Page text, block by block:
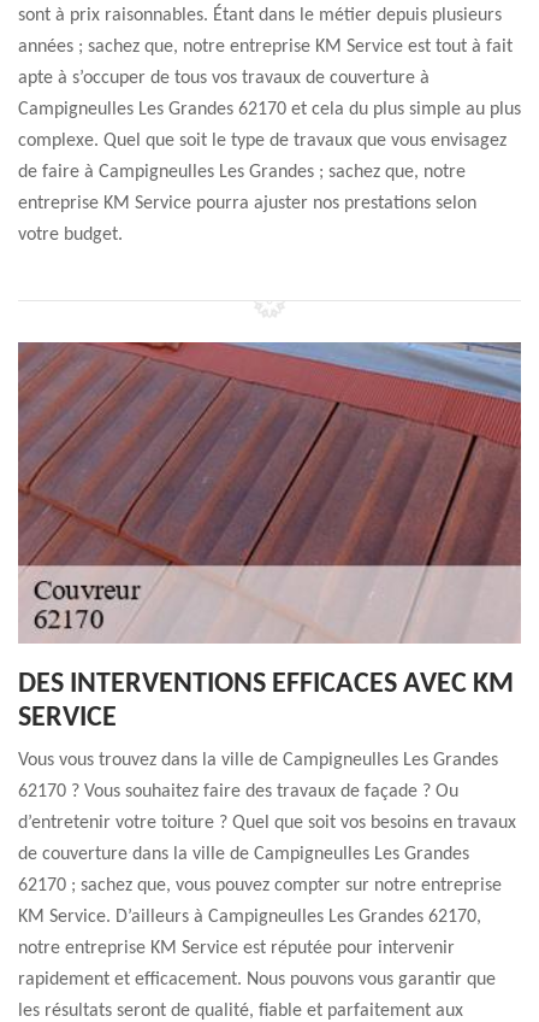
sont à prix raisonnables. Étant dans le métier depuis plusieurs
années ; sachez que, notre entreprise KM Service est tout à fait
apte à s’occuper de tous vos travaux de couverture à
Campigneulles Les Grandes 62170 et cela du plus simple au plus
complexe. Quel que soit le type de travaux que vous envisagez
de faire à Campigneulles Les Grandes ; sachez que, notre
entreprise KM Service pourra ajuster nos prestations selon
votre budget.
DES INTERVENTIONS EFFICACES AVEC KM
SERVICE
Vous vous trouvez dans la ville de Campigneulles Les Grandes
62170 ? Vous souhaitez faire des travaux de façade ? Ou
d’entretenir votre toiture ? Quel que soit vos besoins en travaux
de couverture dans la ville de Campigneulles Les Grandes
62170 ; sachez que, vous pouvez compter sur notre entreprise
KM Service. D’ailleurs à Campigneulles Les Grandes 62170,
notre entreprise KM Service est réputée pour intervenir
rapidement et efficacement. Nous pouvons vous garantir que
les résultats seront de qualité, fiable et parfaitement aux